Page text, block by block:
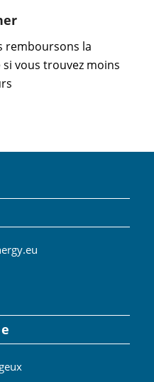
remboursons la
vous trouvez moins